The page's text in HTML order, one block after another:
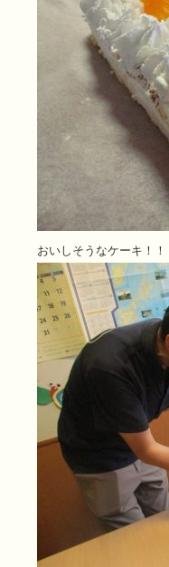
おいしそうなケーキ！！